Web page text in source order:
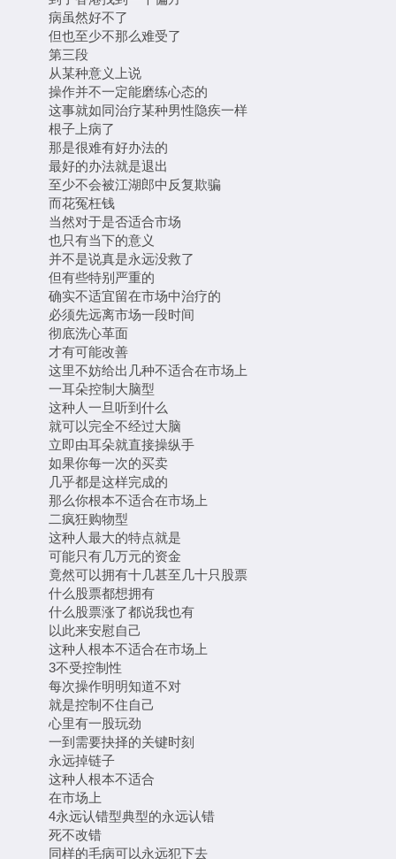
病虽然好不了
但也至少不那么难受了
第三段
从某种意义上说
操作并不一定能磨练心态的
这事就如同治疗某种男性隐疾一样
根子上病了
那是很难有好办法的
最好的办法就是退出
至少不会被江湖郎中反复欺骗
而花冤枉钱
当然对于是否适合市场
也只有当下的意义
并不是说真是永远没救了
但有些特别严重的
确实不适宜留在市场中治疗的
必须先远离市场一段时间
彻底洗心革面
才有可能改善
这里不妨给出几种不适合在市场上
一耳朵控制大脑型
这种人一旦听到什么
就可以完全不经过大脑
立即由耳朵就直接操纵手
如果你每一次的买卖
几乎都是这样完成的
那么你根本不适合在市场上
二疯狂购物型
这种人最大的特点就是
可能只有几万元的资金
竟然可以拥有十几甚至几十只股票
什么股票都想拥有
什么股票涨了都说我也有
以此来安慰自己
这种人根本不适合在市场上
3不受控制性
每次操作明明知道不对
就是控制不住自己
心里有一股玩劲
一到需要抉择的关键时刻
永远掉链子
这种人根本不适合
在市场上
4永远认错型典型的永远认错
死不改错
同样的毛病可以永远犯下去